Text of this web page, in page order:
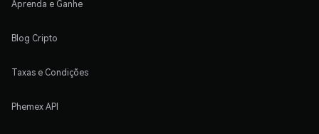
Aprenda e Ganhe
Blog Cripto
Taxas e Condições
Phemex API